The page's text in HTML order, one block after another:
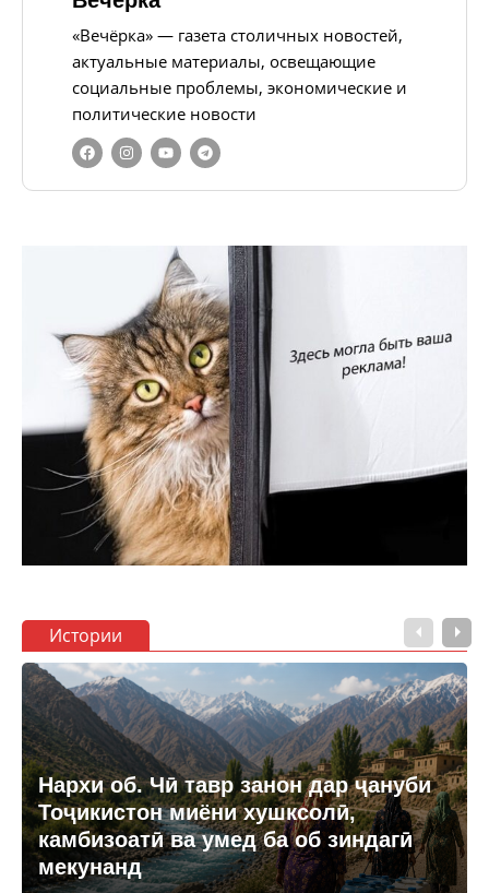
«Вечёрка» — газета столичных новостей,
актуальные материалы, освещающие
социальные проблемы, экономические и
политические новости
Истории
Нархи об. Чӣ тавр занон дар ҷануби
Тоҷикистон миёни хушксолӣ,
камбизоатӣ ва умед ба об зиндагӣ
мекунанд